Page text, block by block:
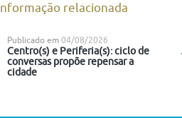
Informação relacionada
Publicado em 04/08/2026
Centro(s) e Periferia(s): ciclo de
conversas propõe repensar a
cidade